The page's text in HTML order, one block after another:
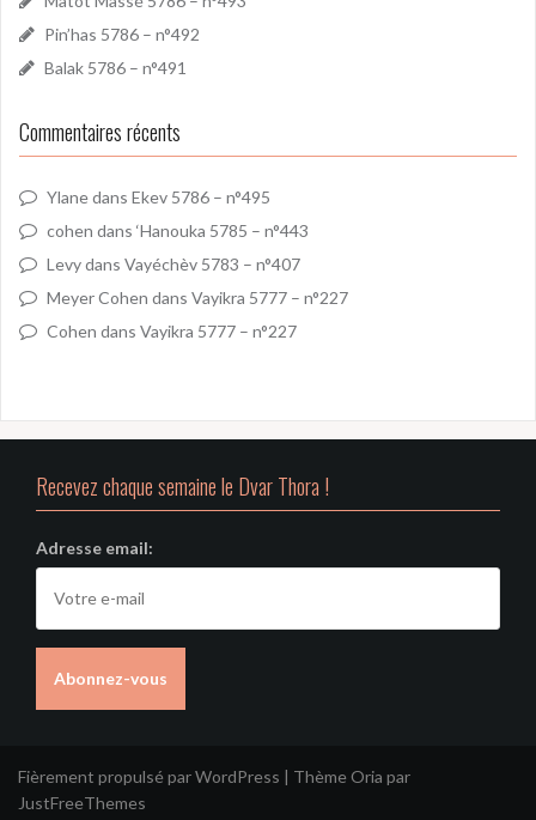
Pin’has 5786 – n°492
Balak 5786 – n°491
Commentaires récents
Ylanedans Ekev 5786 – n°495
cohen dans ‘Hanouka 5785 – n°443
Levydans Vayéchèv 5783 – n°407
Meyer Cohen dans Vayikra 5777 – n°227
Cohen dans Vayikra 5777 – n°227
Recevez chaque semaine le Dvar Thora !
Adresse email:
Fièrement propulsé par WordPress | Thème Oria par
JustFreeThemes